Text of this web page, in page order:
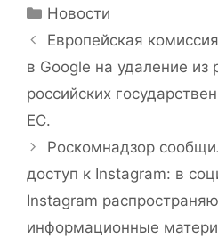
Рубрики
Новости
Европейская
в Google на удаление из
российских
ЕС.
Роскомнадзор
доступ к Instagram: в
Instagram
информационные